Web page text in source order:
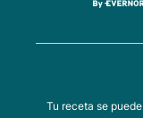
Tu receta se